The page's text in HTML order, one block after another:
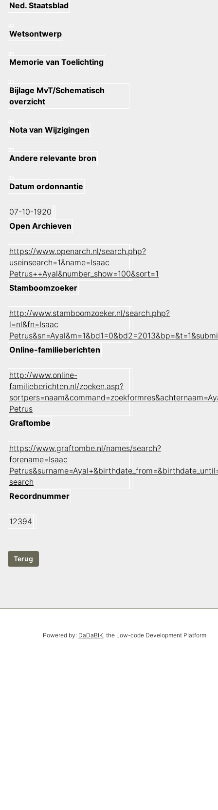
Ned. Staatsblad
Wetsontwerp
Memorie van Toelichting
Bijlage MvT/Schematisch
overzicht
Nota van Wijzigingen
Andere relevante bron
Datum ordonnantie
07-10-1920
Open Archieven
https://www.openarch.nl/search.php?
useinsearch=1&name=Isaac
Petrus++Ayal&number_show=100&sort=1
Stamboomzoeker
http://www.stamboomzoeker.nl/search.php?
l=nl&fn=Isaac
Online-familieberichten
http://www.online-
familieberichten.nl/zoeken.asp?
Petrus
Graftombe
https://www.graftombe.nl/names/search?
forename=Isaac
search
Recordnummer
12394
Powered by: DaDaBIK, the Low-code Development Platform